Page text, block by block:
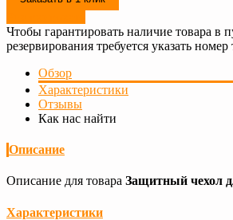
Чтобы гарантировать наличие товара в
резервирования требуется указать
Обзор
Характеристики
Отзывы
Как нас найти
Описание
Описание для товара Защитный чехол
Характеристики